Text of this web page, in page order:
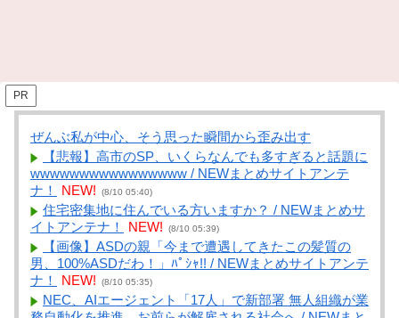
PR
ぜんぶ私が中心、そう思った瞬間から歪み出す
【悲報】高市のSP、いくらなんでも多すぎると話題に
wwwwwwwwwwwwwwww / NEWまとめサイトアンテ
ナ！
NEW! (8/10 05:40)
住宅密集地に住んでいる方いますか？ / NEWまとめサ
イトアンテナ！
NEW! (8/10 05:39)
【画像】ASDの親「今まで遭遇してきたこの髪質の
男、100%ASDだわ！」ﾊﾟｼｬ!! / NEWまとめサイトアンテ
ナ！
NEW! (8/10 05:35)
NEC、AIエージェント「17人」で新部署 無人組織が業